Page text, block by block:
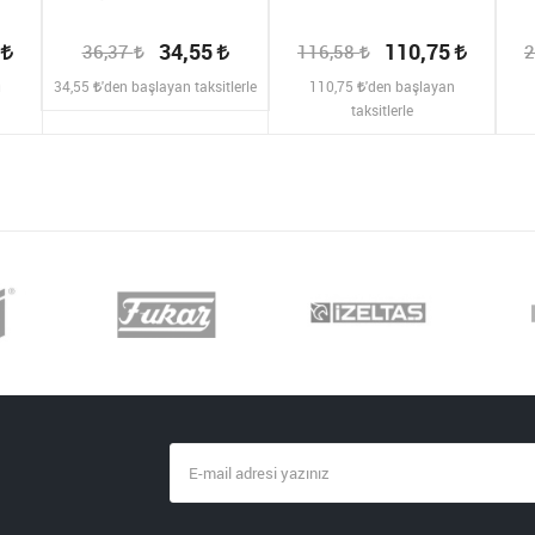
36,37 34,55
34,55 'den başlayan taksitlerle
116,58 110,75
110,75
'den başlayan
taksitlerle